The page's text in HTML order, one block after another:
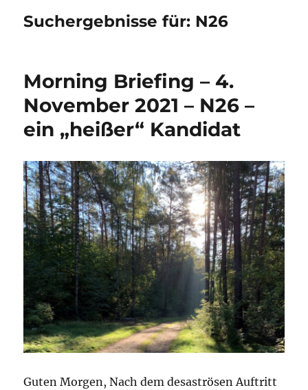
Suchergebnisse für: N26
Morning Briefing – 4.
November 2021 – N26 –
ein „heißer“ Kandidat
Guten Morgen, Nach dem desaströsen Auftritt